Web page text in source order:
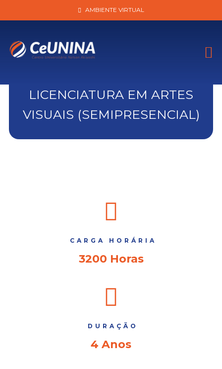
AMBIENTE VIRTUAL
LICENCIATURA EM ARTES
VISUAIS (SEMIPRESENCIAL)
CARGA HORÁRIA
3200 Horas
DURAÇÃO
4 Anos